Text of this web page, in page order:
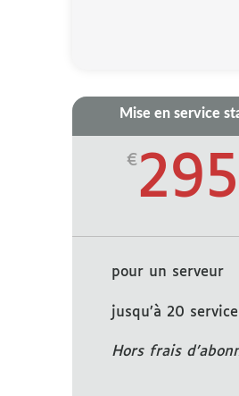
Mise en service
€295
pour un serveur
jusqu’à 20
Hors frais